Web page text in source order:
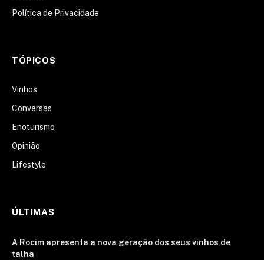
Política de Privacidade
TÓPICOS
Vinhos
Conversas
Enoturismo
Opinião
Lifestyle
ÚLTIMAS
A Rocim apresenta a nova geração dos seus vinhos de
talha